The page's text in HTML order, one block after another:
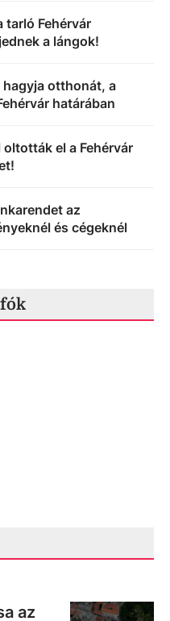
tarló Fehérvár
a lángok!
hagyja otthonát, a
határában
el a Fehérvár
az
és cégeknél
az